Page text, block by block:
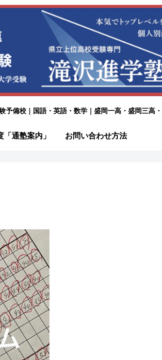
予備校｜国語・英語・数学｜盛岡一高・盛岡三高
「通塾案内」 お問い合わせ方法